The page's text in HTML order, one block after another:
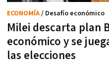
Milei descarta plan
económico y se
las elecciones
ECONOMÍA/ Desafío económico